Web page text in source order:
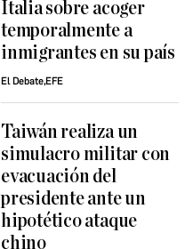
Italia sobre acoger
temporalmente a
inmigrantes en su país
El Debate,EFE
Taiwán realiza un
simulacro militar con
evacuación del
presidente ante un
hipotético ataque
chino